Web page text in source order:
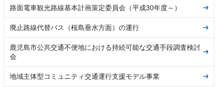
路面電車観光路線基本計画策定委員会（平成30年度～）
廃止路線代替バス（桜島垂水方面）の運行
鹿児島市公共交通不便地における持続可能な交通手段調査検討
会
地域主体型コミュニティ交通運行支援モデル事業